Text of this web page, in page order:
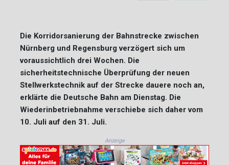
Die Korridorsanierung der Bahnstrecke zwischen
Nürnberg und Regensburg verzögert sich um
voraussichtlich drei Wochen. Die
sicherheitstechnische Überprüfung der neuen
Stellwerkstechnik auf der Strecke dauere noch an,
erklärte die Deutsche Bahn am Dienstag. Die
Wiederinbetriebnahme verschiebe sich daher vom
10. Juli auf den 31. Juli.
Anzeige